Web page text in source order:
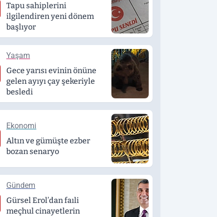
Tapu sahiplerini
ilgilendiren yeni dönem
başlıyor
Yaşam
Gece yarısı evinin önüne
gelen ayıyı çay şekeriyle
besledi
Ekonomi
Altın ve gümüşte ezber
bozan senaryo
Gündem
Gürsel Erol’dan faıli
meçhul cinayetlerin